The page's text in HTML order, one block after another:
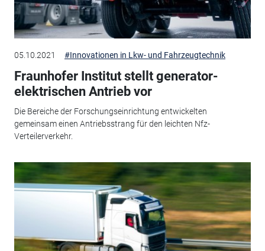
05.10.2021 #Innovationen in Lkw- und Fahrzeugtechnik
Fraunhofer Institut stellt generator-
elektrischen Antrieb vor
Die Bereiche der Forschungseinrichtung entwickelten
gemeinsam einen Antriebsstrang für den leichten Nfz-
Verteilerverkehr.